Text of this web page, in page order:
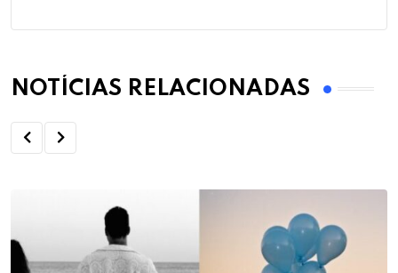
NOTÍCIAS RELACIONADAS